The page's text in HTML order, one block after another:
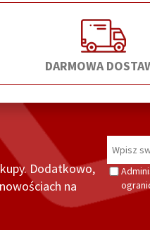
DARMOWA
Dodatkowo,
na